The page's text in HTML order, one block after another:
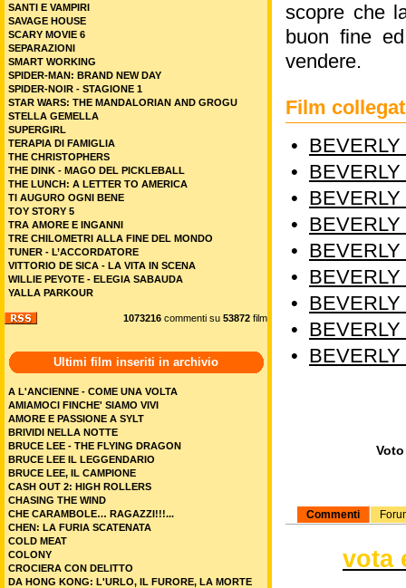
scopre che
buon fine
vendere.
Film
•
•
•
•
•
•
•
•
•
Commenti
vota
SANTI E VAMPIRI
SAVAGE HOUSE
SCARY MOVIE 6
SEPARAZIONI
SMART WORKING
SPIDER-MAN: BRAND NEW DAY
SPIDER-NOIR - STAGIONE 1
STAR WARS: THE MANDALORIAN AND GROGU
STELLA GEMELLA
SUPERGIRL
TERAPIA DI FAMIGLIA
THE CHRISTOPHERS
THE DINK - MAGO DEL PICKLEBALL
THE LUNCH: A LETTER TO AMERICA
TI AUGURO OGNI BENE
TOY STORY 5
TRA AMORE E INGANNI
TRE CHILOMETRI ALLA FINE DEL MONDO
TUNER - L’ACCORDATORE
VITTORIO DE SICA - LA VITA IN SCENA
WILLIE PEYOTE - ELEGIA SABAUDA
YALLA PARKOUR
1073216 commenti su 53872 film
Ultimi film inseriti in archivio
A L'ANCIENNE - COME UNA VOLTA
AMIAMOCI FINCHE' SIAMO VIVI
AMORE E PASSIONE A SYLT
BRIVIDI NELLA NOTTE
BRUCE LEE - THE FLYING DRAGON
BRUCE LEE IL LEGGENDARIO
BRUCE LEE, IL CAMPIONE
CASH OUT 2: HIGH ROLLERS
CHASING THE WIND
CHE CARAMBOLE… RAGAZZI!!!...
CHEN: LA FURIA SCATENATA
COLD MEAT
COLONY
CROCIERA CON DELITTO
DA HONG KONG: L'URLO, IL FURORE, LA MORTE